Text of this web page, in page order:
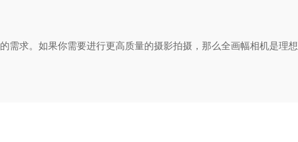
求。如果你需要进行更高质量的摄影拍摄，那么全画幅相机是理想